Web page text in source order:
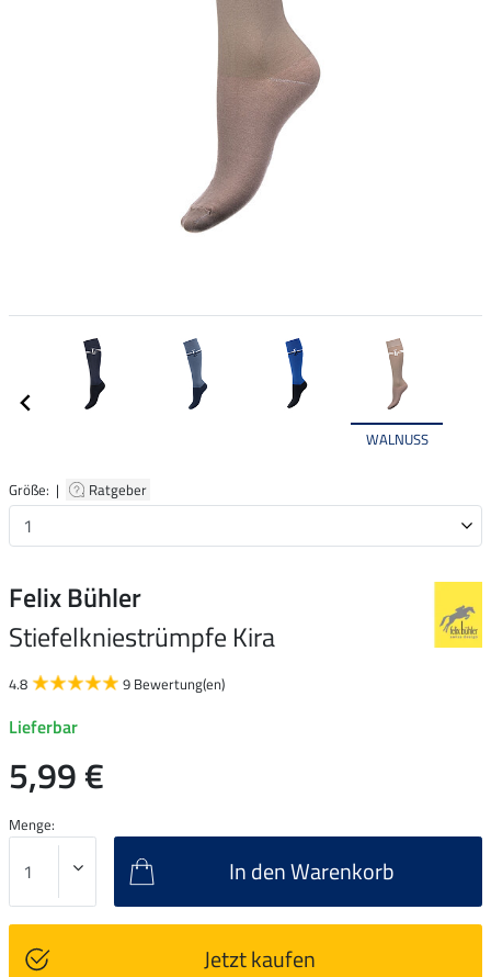
WALNUSS
Größe: | Ratgeber
Felix Bühler
Stiefelkniestrümpfe Kira
4.8 9 Bewertung(en)
Lieferbar
5,99 €
Menge:
In den Warenkorb
Jetzt kaufen